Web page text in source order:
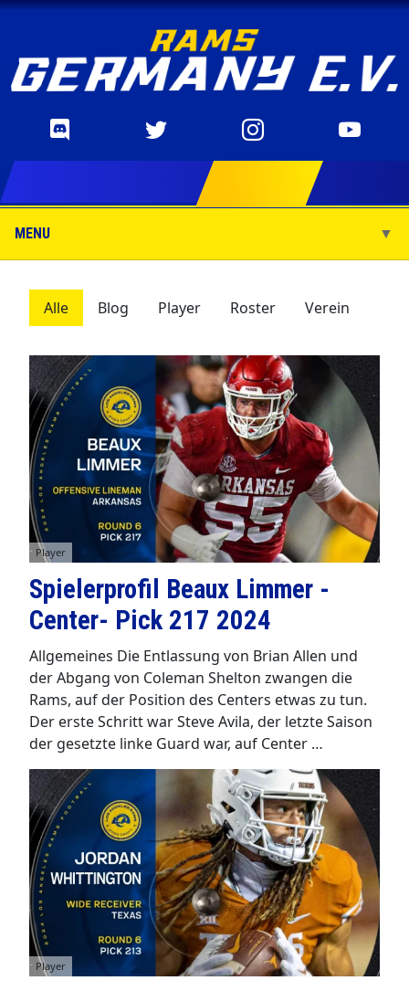
MENU ▼
Alle Blog Player Roster Verein
Player
Spielerprofil Beaux Limmer -
Center- Pick 217 2024
Allgemeines Die Entlassung von Brian Allen und
der Abgang von Coleman Shelton zwangen die
Rams, auf der Position des Centers etwas zu tun.
Der erste Schritt war Steve Avila, der letzte Saison
der gesetzte linke Guard war, auf Center …
Player